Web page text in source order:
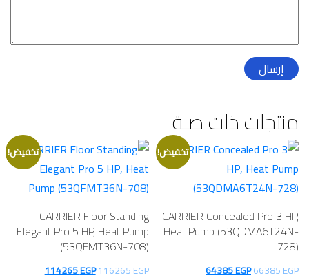
منتجات ذات صلة
تخفيض!
CARRIER Concealed Pro 3 HP,
Heat Pump (53QDMA6T24N-
728)
66385EGP
السعر64385EGP
السعر
تخفيض!
CARRIER Floor Standing
Elegant Pro 5 HP, Heat Pump
(53QFMT36N-708)
116265EGP
السعر114265EGP